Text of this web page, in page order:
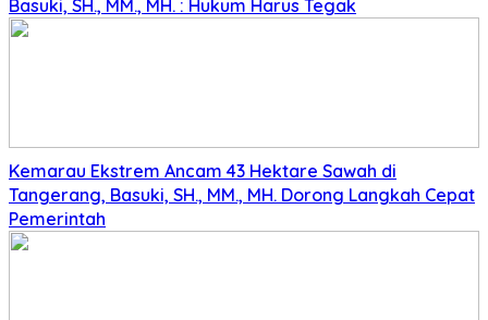
Basuki, SH., MM., MH. : Hukum Harus Tegak
Kemarau Ekstrem Ancam 43 Hektare Sawah di
Tangerang, Basuki, SH., MM., MH. Dorong Langkah Cepat
Pemerintah